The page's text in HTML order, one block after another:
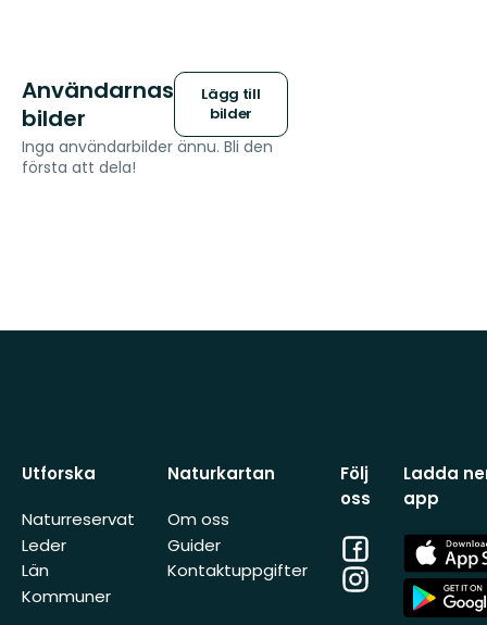
Användarnas
bilder
Lägg till
bilder
Inga användarbilder ännu. Bli den
första att dela!
Utforska
Naturreservat
Leder
Län
Kommuner
Naturkartan
Om oss
Guider
Kontaktuppgifter
Följ
oss
Facebook
Instagram
Ladda
app
App
Store
App
Store